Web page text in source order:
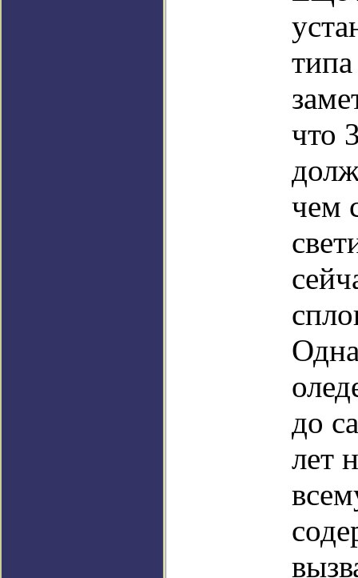
что
чем
до
лет